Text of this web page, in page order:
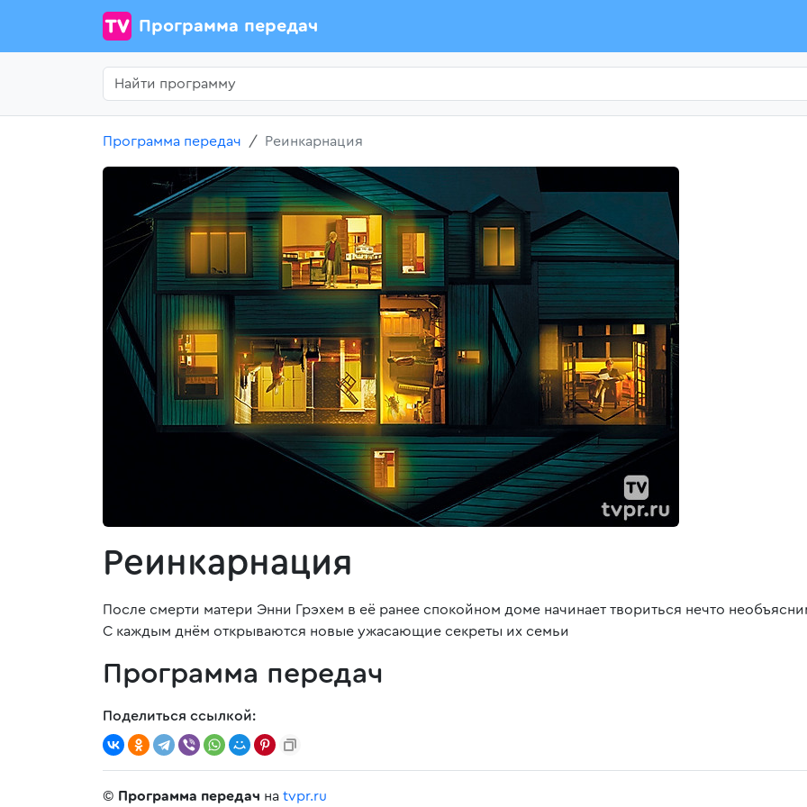
Программа передач
Программа передач Реинкарнация
Реинкарнация
После смерти матери Энни Грэхем в её ранее спокойном доме начинает твориться нечто
С каждым днём открываются новые ужасающие секреты их семьи
Программа передач
Поделиться ссылкой:
© Программа передач на tvpr.ru